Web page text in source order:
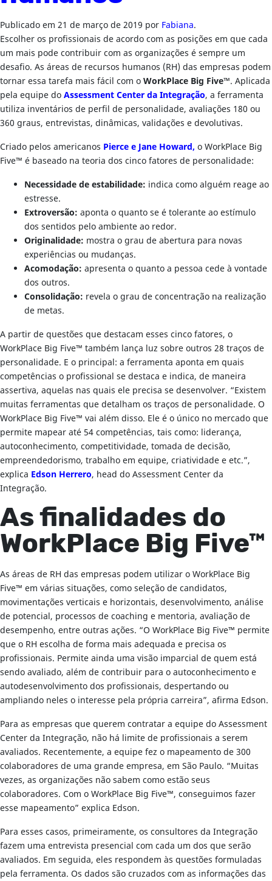
Publicado em 21 de março de 2019 por Fabiana.
Escolher os profissionais de acordo com as posições em que cada
um mais pode contribuir com as organizações é sempre um
desafio. As áreas de recursos humanos (RH) das empresas podem
tornar essa tarefa mais fácil com oWorkPlace Big Five™. Aplicada
pela equipe doAssessment Center da Integração, a ferramenta
utiliza inventários de perfil de personalidade, avaliações 180 ou
360 graus, entrevistas, dinâmicas, validações e devolutivas.
Criado pelos americanos Pierce e Jane Howard, o WorkPlace Big
Five™ é baseado na teoria dos cinco fatores de personalidade:
Necessidade de estabilidade: indica como alguém reage ao
estresse.
Extroversão: aponta o quanto se é tolerante ao estímulo
dos sentidos pelo ambiente ao redor.
Originalidade: mostra o grau de abertura para novas
experiências ou mudanças.
Acomodação: apresenta o quanto a pessoa cede à vontade
dos outros.
Consolidação: revela o grau de concentração na realização
de metas.
A partir de questões que destacam esses cinco fatores, o
WorkPlace Big Five™ também lança luz sobre outros 28 traços de
personalidade. E o principal: a ferramenta aponta em quais
competências o profissional se destaca e indica, de maneira
assertiva, aquelas nas quais ele precisa se desenvolver. “Existem
muitas ferramentas que detalham os traços de personalidade. O
WorkPlace Big Five™ vai além disso. Ele é o único no mercado que
permite mapear até 54 competências, tais como: liderança,
autoconhecimento, competitividade, tomada de decisão,
empreendedorismo, trabalho em equipe, criatividade e etc.”,
explica Edson Herrero, head do Assessment Center da
Integração.
As finalidades do
WorkPlace Big Five™
As áreas de RH das empresas podem utilizar o WorkPlace Big
Five™ em várias situações, como seleção de candidatos,
movimentações verticais e horizontais, desenvolvimento, análise
de potencial, processos de coaching e mentoria, avaliação de
desempenho, entre outras ações. “O WorkPlace Big Five™ permite
que o RH escolha de forma mais adequada e precisa os
profissionais. Permite ainda uma visão imparcial de quem está
sendo avaliado, além de contribuir para o autoconhecimento e
autodesenvolvimento dos profissionais, despertando ou
ampliando neles o interesse pela própria carreira”, afirma Edson.
Para as empresas que querem contratar a equipe do Assessment
Center da Integração, não há limite de profissionais a serem
avaliados. Recentemente, a equipe fez o mapeamento de 300
colaboradores de uma grande empresa, em São Paulo. “Muitas
vezes, as organizações não sabem como estão seus
colaboradores. Com o WorkPlace Big Five™, conseguimos fazer
esse mapeamento” explica Edson.
Para esses casos, primeiramente, os consultores da Integração
fazem uma entrevista presencial com cada um dos que serão
avaliados. Em seguida, eles respondem às questões formuladas
pela ferramenta. Os dados são cruzados com as informações das